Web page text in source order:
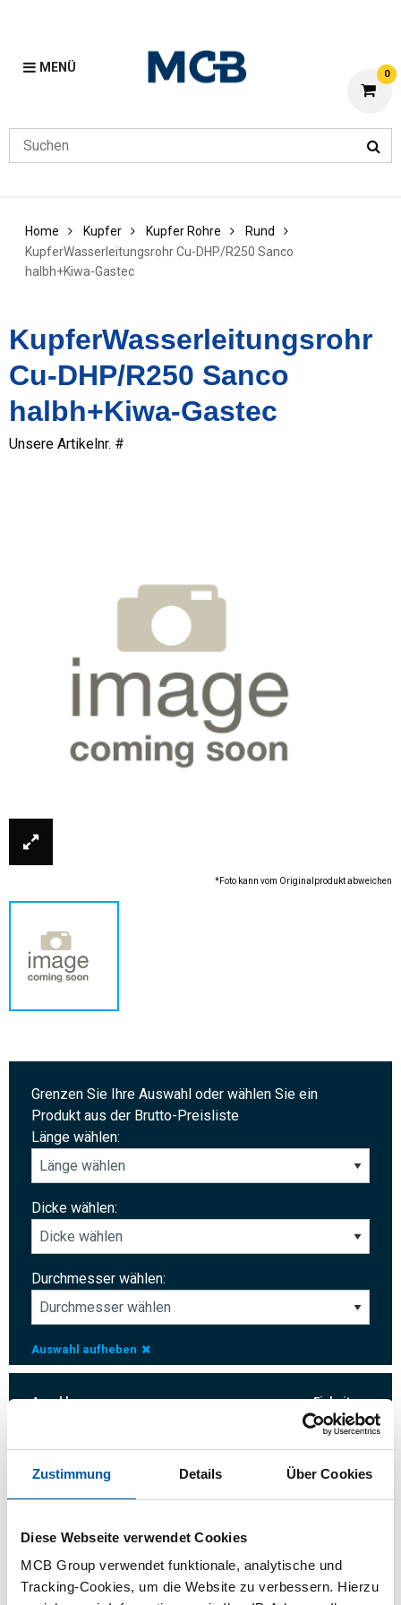
Zustimmung Details Über Cookies
Diese Webseite verwendet Cookies
MCB Group verwendet funktionale, analytische und
Tracking-Cookies, um die Website zu verbessern. Hierzu
MENÜ 0
Home Kupfer Kupfer Rohre
Rund
KupferWasserleitungsrohr Cu-DHP/R250 Sanco
halbh+Kiwa-Gastec
KupferWasserleitungsrohr
Cu-DHP/R250 Sanco
halbh+Kiwa-Gastec
Unsere Artikelnr. #
*Foto kann vom Originalprodukt abweichen
Grenzen Sie Ihre Auswahl oder wählen Sie ein
Produkt aus der Brutto-Preisliste
Länge wählen:
Dicke wählen:
Durchmesser wählen:
Auswahl aufheben
Anzahl: Einheit:
Bitte einloggen zum bestellen